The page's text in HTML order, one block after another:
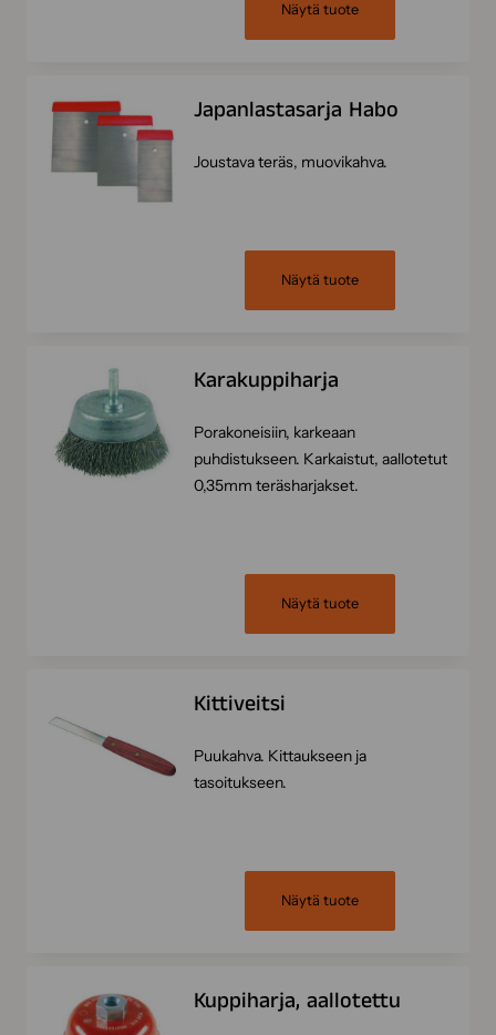
Näytä tuote
Japanlastasarja Habo
Joustava teräs, muovikahva.
Näytä tuote
Karakuppiharja
Porakoneisiin, karkeaan
puhdistukseen. Karkaistut, aallotetut
0,35mm teräsharjakset.
Näytä tuote
Kittiveitsi
Puukahva. Kittaukseen ja
tasoitukseen.
Näytä tuote
Kuppiharja, aallotettu